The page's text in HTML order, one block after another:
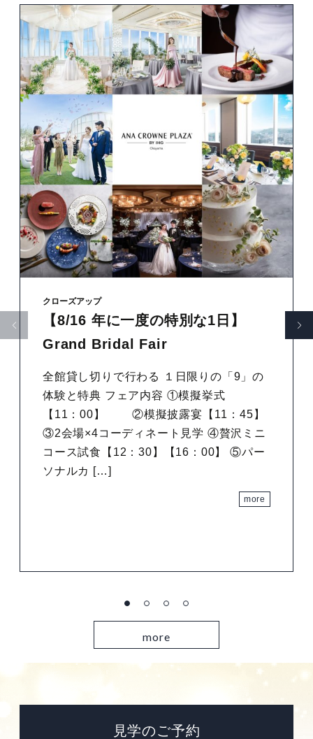
ウルバーノ -Urbano-
クローズアップ
【8/16 年に一度の特別な1日】
Grand Bridal Fair
全館貸し切りで行わる １日限りの「9」の
体験と特典 フェア内容 ①模擬挙式
【11：00】 ②模擬披露宴【11：45】
③2会場×4コーディネート見学 ④贅沢ミニ
コース試食【12：30】【16：00】 ⑤パー
ソナルカ […]
more
more
見学のご予約